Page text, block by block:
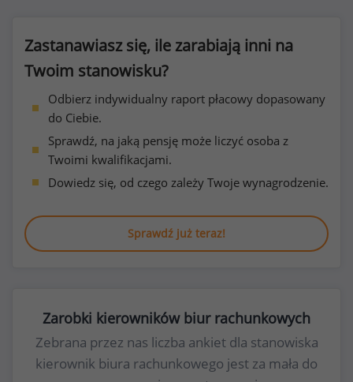
Zastanawiasz się, ile zarabiają inni na
Twoim stanowisku?
Odbierz indywidualny raport płacowy dopasowany
do Ciebie.
Sprawdź, na jaką pensję może liczyć osoba z
Twoimi kwalifikacjami.
Dowiedz się, od czego zależy Twoje wynagrodzenie.
Sprawdź już teraz!
Zarobki kierowników biur rachunkowych
Zebrana przez nas liczba ankiet dla stanowiska
kierownik biura rachunkowego jest za mała do